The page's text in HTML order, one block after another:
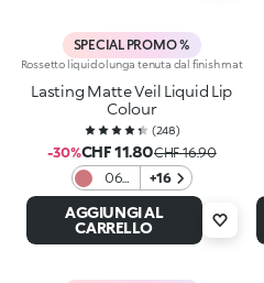
SPECIAL PROMO %
Rossetto liquido lunga tenuta dal finish mat
Lasting Matte Veil Liquid Lip
Colour
(248)
-30%CHF 11.80CHF 16.90
06
Nude
Rose
+16
AGGIUNGI AL
CARRELLO